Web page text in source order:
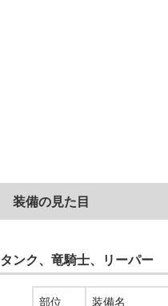
装備の見た目
タンク、竜騎士、リーパー
部位 装備名